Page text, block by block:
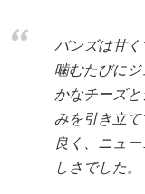
バンズは甘
噛むたびに
かなチーズ
みを引き立
良く、ニュ
しさでした。